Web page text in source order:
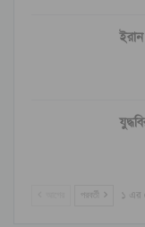
ইরান
পরবর্তী ১ এর